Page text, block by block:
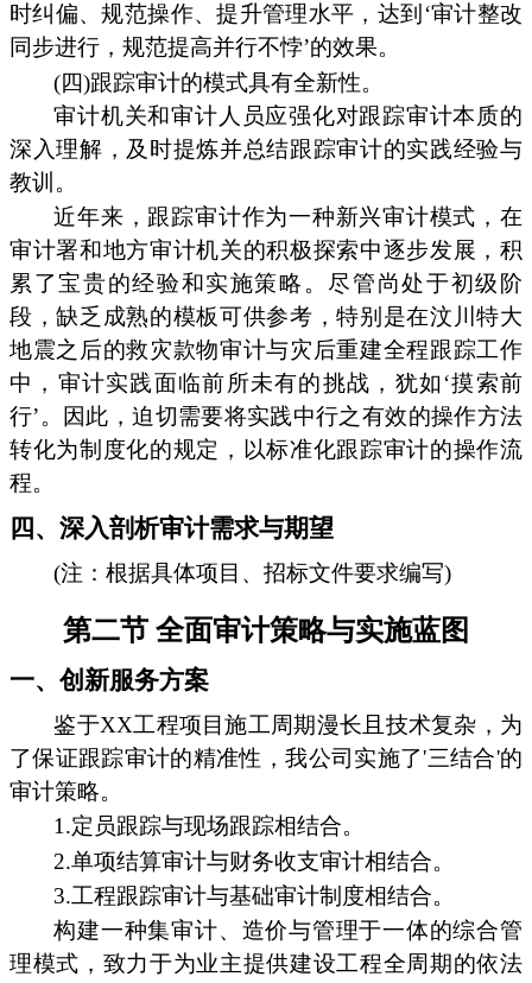
时纠偏、规范操作、提升管理水平，达到‘审计整改
同步进行，规范提高并行不悖’的效果。
(四)跟踪审计的模式具有全新性。
审计机关和审计人员应强化对跟踪审计本质的
深入理解，及时提炼并总结跟踪审计的实践经验与
教训。
近年来，跟踪审计作为一种新兴审计模式，在
审计署和地方审计机关的积极探索中逐步发展，积
累了宝贵的经验和实施策略。尽管尚处于初级阶
段，缺乏成熟的模板可供参考，特别是在汶川特大
地震之后的救灾款物审计与灾后重建全程跟踪工作
中，审计实践面临前所未有的挑战，犹如‘摸索前
行’。因此，迫切需要将实践中行之有效的操作方法
转化为制度化的规定，以标准化跟踪审计的操作流
程。
四、深入剖析审计需求与期望
(注：根据具体项目、招标文件要求编写)
第二节 全面审计策略与实施蓝图
一、创新服务方案
鉴于XX工程项目施工周期漫长且技术复杂，为
了保证跟踪审计的精准性，我公司实施了'三结合'的
审计策略。
1.定员跟踪与现场跟踪相结合。
2.单项结算审计与财务收支审计相结合。
3.工程跟踪审计与基础审计制度相结合。
构建一种集审计、造价与管理于一体的综合管
理模式，致力于为业主提供建设工程全周期的依法